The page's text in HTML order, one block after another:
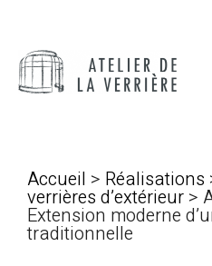
Accueil > Réalisations
verrières d’extérieur >
Extension moderne
traditionnelle